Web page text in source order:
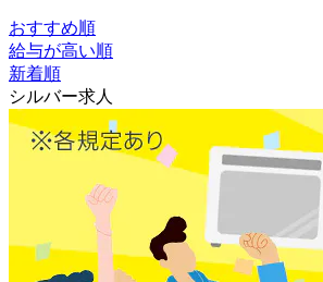
おすすめ順
給与が高い順
新着順
シルバー求人